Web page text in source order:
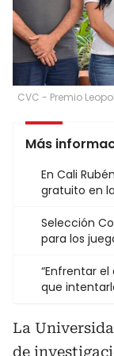
CVC - Premio
Más
En Cali
gratuito en la
Selección
para los
“Enfrentar
que
La
de